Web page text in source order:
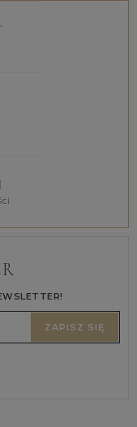
ZAPISZ SIĘ